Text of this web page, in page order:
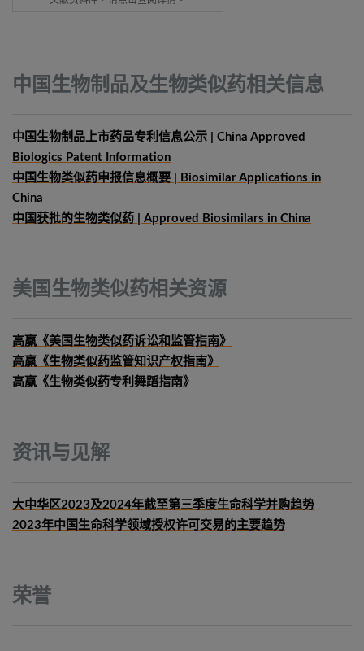
中国生物制品及生物类似药相关信息
中国生物制品上市药品专利信息公示 | China Approved
Biologics Patent Information
中国生物类似药申报信息概要 | Biosimilar Applications in
China
中国获批的生物类似药 | Approved Biosimilars in China
美国生物类似药相关资源
高赢《美国生物类似药诉讼和监管指南》
高赢《生物类似药监管知识产权指南》
高赢《生物类似药专利舞蹈指南》
资讯与见解
大中华区2023及2024年截至第三季度生命科学并购趋势
2023年中国生命科学领域授权许可交易的主要趋势
荣誉